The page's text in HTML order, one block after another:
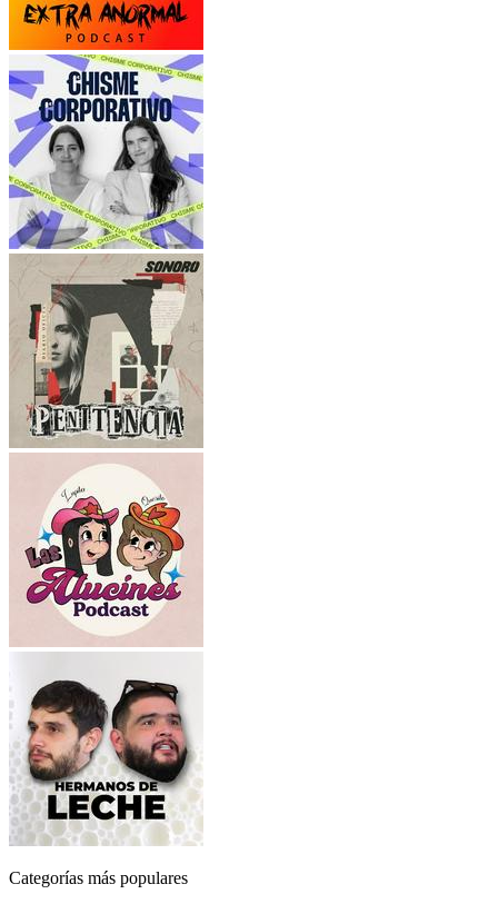
Categorías más populares